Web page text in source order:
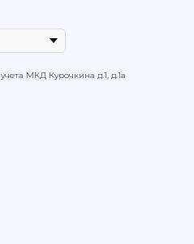
МКД Курочкина д.1, д.1а